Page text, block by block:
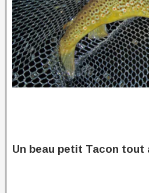
Un beau petit Tacon tout